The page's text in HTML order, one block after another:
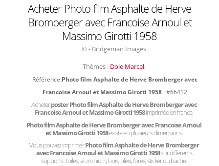
Acheter Photo film Asphalte de Herve
Bromberger avec Francoise Arnoul et
Massimo Girotti 1958
© - Bridgeman Images
Thèmes : Dole Marcel,
Référence Photo film Asphalte de Herve Bromberger avec
Francoise Arnoul et Massimo Girotti 1958 : #66412
Acheterposter Photo film Asphalte de Herve Bromberger avec
Francoise Arnoul et Massimo Girotti 1958imprimée en france.
Photo film Asphalte de Herve Bromberger avec Francoise Arnoul
et Massimo Girotti 1958existe en plusieurs dimensions.
Vous pouvez imprimerPhoto film Asphalte de Herve Bromberger
avec Francoise Arnoul et Massimo Girotti 1958sur différents
supports : toiles, aluminium, bois, plexi, forex, sticker ou bache.